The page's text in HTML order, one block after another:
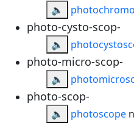
🔈
photo-cysto-scop-
🔈
photo-micro-scop-
🔈
photo-scop-
🔈 photoscope